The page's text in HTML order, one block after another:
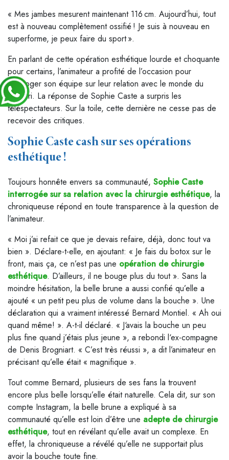
« Mes jambes mesurent maintenant 116 cm. Aujourd’hui, tout
est à nouveau complètement ossifié ! Je suis à nouveau en
superforme, je peux faire du sport ».
En parlant de cette opération esthétique lourde et choquante
pour certains, l’animateur a profité de l’occasion pour
interroger son équipe sur leur relation avec le monde du
bistouri. La réponse de Sophie Caste a surpris les
téléspectateurs. Sur la toile, cette dernière ne cesse pas de
recevoir des critiques.
Sophie Caste cash sur ses opérations
esthétique !
Toujours honnête envers sa communauté, Sophie Caste
interrogée sur sa relation avec la chirurgie esthétique, la
chroniqueuse répond en toute transparence à la question de
l’animateur.
« Moi j’ai refait ce que je devais refaire, déjà, donc tout va
bien ». Déclare-t-elle, en ajoutant: « Je fais du botox sur le
front, mais ça, ce n’est pas une opération de chirurgie
esthétique. D’ailleurs, il ne bouge plus du tout ». Sans la
moindre hésitation, la belle brune a aussi confié qu’elle a
ajouté « un petit peu plus de volume dans la bouche ». Une
déclaration qui a vraiment intéressé Bernard Montiel. « Ah oui
quand même! ». A-t-il déclaré. « J‘avais la bouche un peu
plus fine quand j’étais plus jeune », a rebondi l‘ex-compagne
de Denis Brogniart. « C’est très réussi », a dit l’animateur en
précisant qu’elle était « magnifique ».
Tout comme Bernard, plusieurs de ses fans la trouvent
encore plus belle lorsqu’elle était naturelle. Cela dit, sur son
compte Instagram, la belle brune a expliqué à sa
communauté qu’elle est loin d’être une adepte de chirurgie
esthétique, tout en révélant qu’elle avait un complexe. En
effet, la chroniqueuse a révélé qu’elle ne supportait plus
avoir la bouche toute fine.